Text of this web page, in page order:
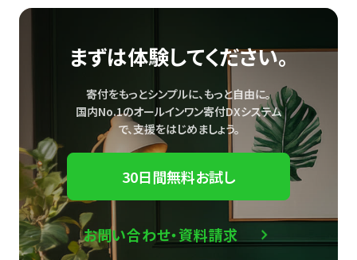
まずは体験してください。
寄付をもっとシンプルに、もっと自由に。
国内No.1のオールインワン寄付DXシステム
で、支援をはじめましょう。
30日間無料お試し
お問い合わせ・資料請求